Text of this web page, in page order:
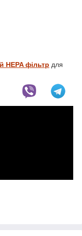
HEPA фільтр для